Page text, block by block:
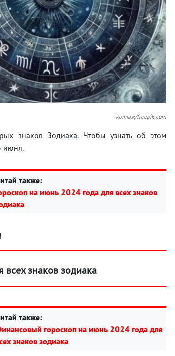
коллаж/freepik.com
знаков Зодиака. Чтобы узнать об этом
июня.
также:
на июнь 2024 года для всех знаков
знаков зодиака
также:
гороскоп на июнь 2024 года для
знаков зодиака